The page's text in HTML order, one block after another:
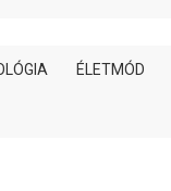
ÉLETMÓD